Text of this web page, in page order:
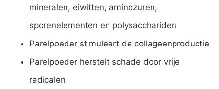
mineralen, eiwitten, aminozuren,
sporenelementen en polysacchariden
Parelpoeder stimuleert de collageenproductie
Parelpoeder herstelt schade door vrije
radicalen